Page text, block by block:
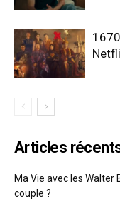
Articles
Ma Vie avec les Walter
couple ?